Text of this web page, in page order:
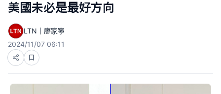
美國未必是最好方向
LTN｜廖家寧
2024/11/07 06:11